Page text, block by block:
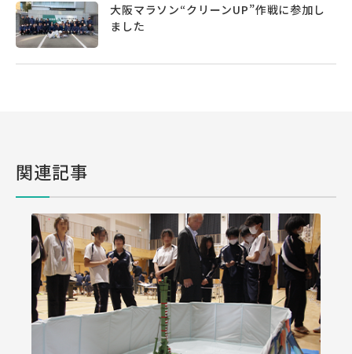
大阪マラソン“クリーンUP”作戦に参加し
ました
関連記事